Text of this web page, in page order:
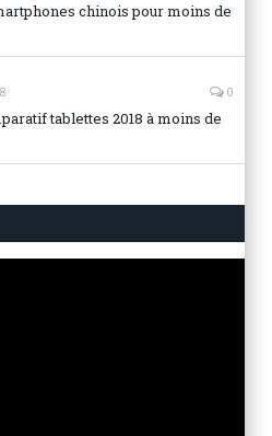
chinois pour moins de
0
tablettes 2018 à moins de